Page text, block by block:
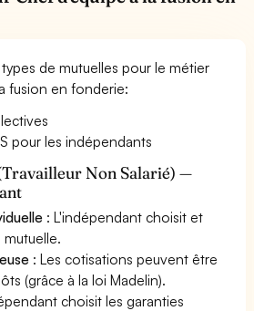
de mutuelles pour le métier
fusion en fonderie:
pour les indépendants
Non Salarié) —
: L'indépendant choisit et
: Les cotisations peuvent être
(grâce à la loi Madelin).
choisit les garanties